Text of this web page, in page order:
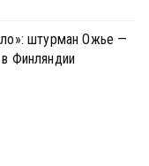
штурман Ожье —
Финляндии